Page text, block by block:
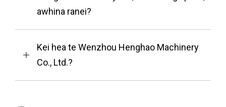
awhina ranei?
Kei hea te Wenzhou Henghao Machinery
Co., Ltd.?